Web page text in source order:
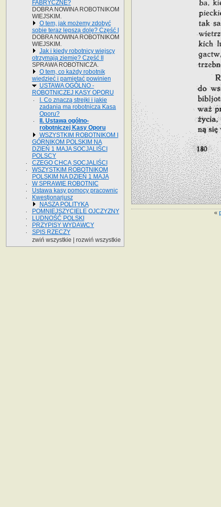
«
FABRYCZNE?
DOBRA NOWINA ROBOTNIKOM
WIEJSKIM.
O tem, jak możemy zdobyć
sobie teraz lepszą dolę? Część I
DOBRA NOWINA ROBOTNIKOM
WIEJSKIM.
Jak i kiedy robotnicy wiejscy
otrzymają ziemię? Część II
SPRAWA ROBOTNICZA.
O tem, co każdy robotnik
wiedzieć i pamiętać powinien
USTAWA OGÓLNO -
ROBOTNICZEJ KASY OPORU
I. Co znaczą strejki i jakie
zadania ma robotnicza Kasa
Oporu?
II. Ustawa ogólno-
robotniczej Kasy Oporu
WSZYSTKIM ROBOTNIKOM I
GÓRNIKOM POLSKIM NA
DZIEŃ 1 MAJA SOCJALIŚCI
POLSCY
CZEGO CHCĄ SOCJALIŚCI
WSZYSTKIM ROBOTNIKOM
POLSKIM NA DZIEŃ 1 MAJA
W SPRAWIE ROBOTNIC
Ustawa kasy pomocy pracownic
Kwestjonarjusz
NASZA POLITYKA
POMNIEJSZYCIELE OJCZYZNY
LUDNOŚĆ POLSKI
PRZYPISY WYDAWCY
SPIS RZECZY
zwiń wszystkie | rozwiń wszystkie